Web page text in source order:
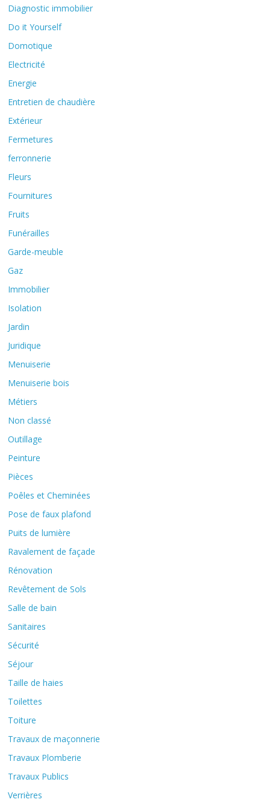
Diagnostic immobilier
Do it Yourself
Domotique
Electricité
Energie
Entretien de chaudière
Extérieur
Fermetures
ferronnerie
Fleurs
Fournitures
Fruits
Funérailles
Garde-meuble
Gaz
Immobilier
Isolation
Jardin
Juridique
Menuiserie
Menuiserie bois
Métiers
Non classé
Outillage
Peinture
Pièces
Poêles et Cheminées
Pose de faux plafond
Puits de lumière
Ravalement de façade
Rénovation
Revêtement de Sols
Salle de bain
Sanitaires
Sécurité
Séjour
Taille de haies
Toilettes
Toiture
Travaux de maçonnerie
Travaux Plomberie
Travaux Publics
Verrières